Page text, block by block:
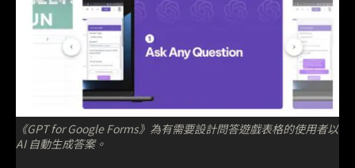
《GPT for Google Forms》為有需要設計問答遊戲表格的使用者以
AI 自動生成答案。